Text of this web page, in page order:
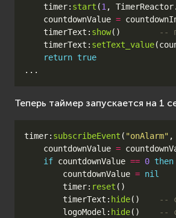
timer: start (1, TimerReactor.
countdownValue =
timerText : show()
--
timerText : setText_value(
return true
...
Теперь таймер запускается на 1
timer: subscribeEvent ( "onAlarm" ,
countdownValue =
if countdownValue == 0 then
countdownValue = nil
timer: reset ()
timerText : hide()
--
logoModel : hide()
--